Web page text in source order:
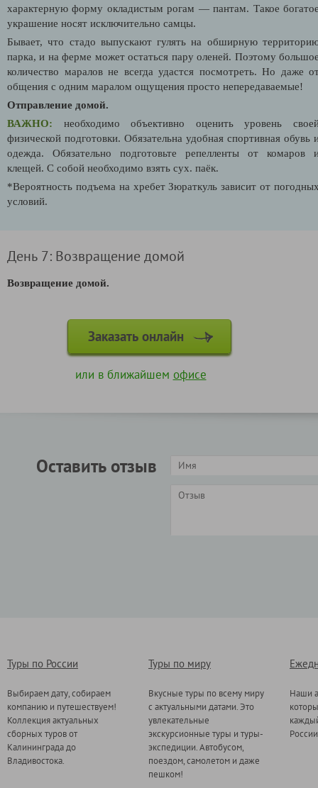
характерную форму окладистым рогам — пантам. Такое
украшение носят исключительно самцы.
Бывает, что стадо выпускают гулять на обширную
парка, и на ферме может остаться пару оленей. Поэтому
количество маралов не всегда удастся посмотреть. Но даже
общения с одним маралом ощущения просто непередаваемые!
Отправление домой.
ВАЖНО: необходимо объективно оценить уровень
физической подготовки. Обязательна удобная спортивная обувь
одежда. Обязательно подготовьте репелленты от комаров
клещей. С собой необходимо взять сух. паёк.
*Вероятность подъема на хребет Зюраткуль зависит от
условий.
День 7: Возвращение домой
Возвращение домой.
Заказать онлайн
или в ближайшем офисе
Оставить отзыв
Туры по России
Выбираем дату, собираем
компанию и путешествуем!
Коллекция актуальных
сборных туров от
Калининграда до
Владивостока.
Туры по миру
Вкусные туры по всему миру
с актуальными датами. Это
увлекательные
экскурсионные туры и туры-
экспедиции. Автобусом,
поездом, самолетом и даже
пешком!
Наши